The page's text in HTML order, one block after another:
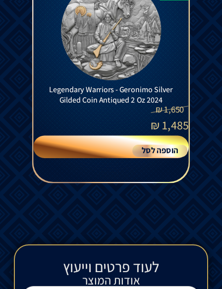
Legendary Warriors - Geronimo Silver
Gilded Coin Antiqued 2 Oz 2024
1,650
₪
1,485
₪
הוספה לסל
לעוד פרטים וייעוץ​
אודות המוצר